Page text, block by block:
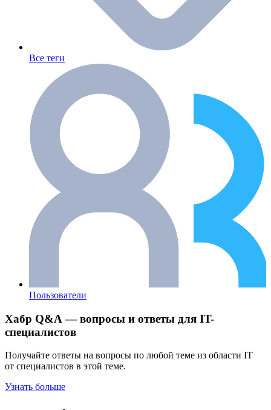
Все теги
Пользователи
Хабр Q&A — вопросы и ответы для IT-
специалистов
Получайте ответы на вопросы по любой теме из области IT
от специалистов в этой теме.
Узнать больше